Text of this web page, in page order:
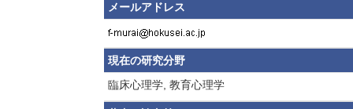
メールアドレス
現在の研究分野
臨床心理学, 教育心理学